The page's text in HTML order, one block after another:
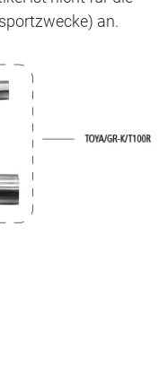
an.